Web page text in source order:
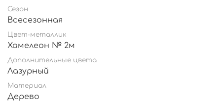
Сезон
Всесезонная
Цвет-металлик
Хамелеон № 2м
Дополнительные цвета
Лазурный
Материал
Дерево